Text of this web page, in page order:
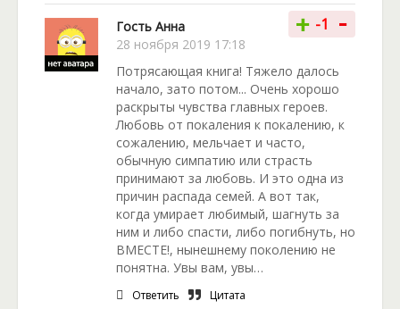
Гость Анна
28 ноября 2019 17:18
+ -1 -
Потрясающая книга! Тяжело далось
начало, зато потом... Очень хорошо
раскрыты чувства главных героев.
Любовь от покаления к покалению, к
сожалению, мельчает и часто,
обычную симпатию или страсть
принимают за любовь. И это одна из
причин распада семей. А вот так,
когда умирает любимый, шагнуть за
ним и либо спасти, либо погибнуть, но
ВМЕСТЕ!, нынешнему поколению не
понятна. Увы вам, увы…
Ответить Цитата